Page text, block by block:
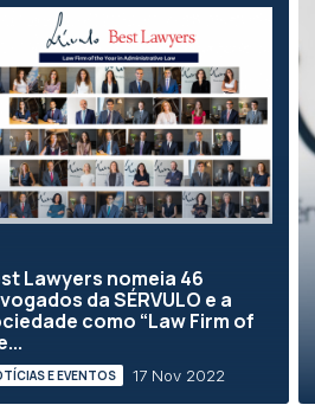
Lawyers nomeia 46
da SÉRVULO e a
como “Law Firm of
E EVENTOS 17 Nov 2022